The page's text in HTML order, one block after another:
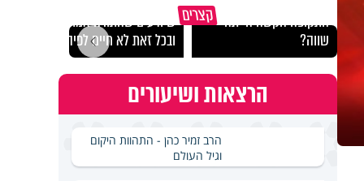
קצרים התקופה הקשה הייתה
שווה?
שיודעים שהתורה אמת,
ובכל זאת לא חיים לפיה?
הרצאות ושיעורים
הרב זמיר כהן - התהוות היקום
וגיל העולם